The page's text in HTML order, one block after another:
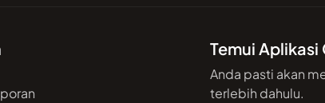
Temui
Anda pasti akan
terlebih dahulu.